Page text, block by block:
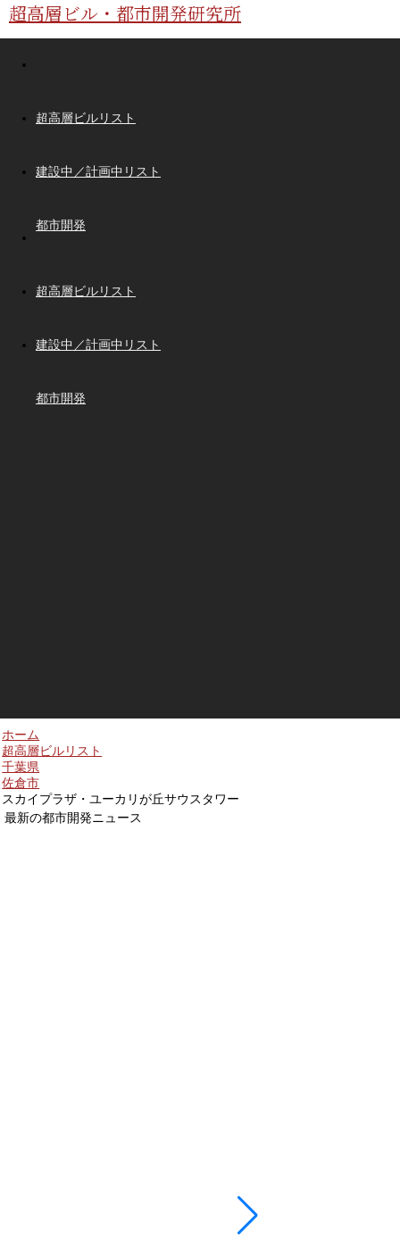
超高層ビル・都市開発研究所
超高層ビルリスト
建設中／計画中リスト
都市開発
超高層ビルリスト
建設中／計画中リスト
都市開発
ホーム
超高層ビルリスト
千葉県
佐倉市
スカイプラザ・ユーカリが丘サウスタワー
最新の都市開発ニュース